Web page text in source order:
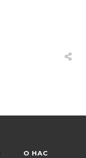
О НАС